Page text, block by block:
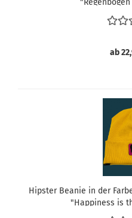
ab
Hipster Beanie in der
"Happiness is